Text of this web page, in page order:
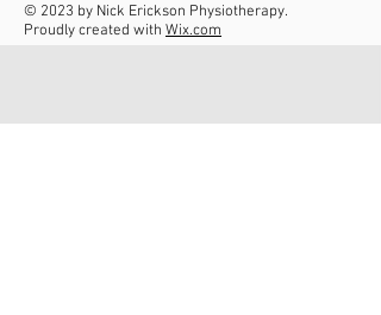
© 2023 by Nick Erickson Physiotherapy.
Proudly created with Wix.com